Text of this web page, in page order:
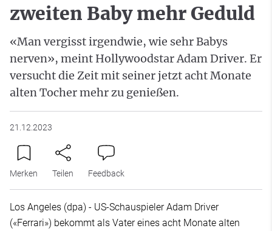
zweiten Baby mehr Geduld
«Man vergisst irgendwie, wie sehr Babys
nerven», meint Hollywoodstar Adam Driver. Er
versucht die Zeit mit seiner jetzt acht Monate
alten Tocher mehr zu genießen.
21.12.2023
Merken Teilen Feedback
Los Angeles (dpa) - US-Schauspieler Adam Driver
(«Ferrari») bekommt als Vater eines acht Monate alten